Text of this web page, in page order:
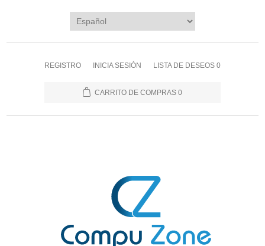
REGISTRO INICIA SESIÓN LISTA DE DESEOS 0
CARRITO DE COMPRAS 0